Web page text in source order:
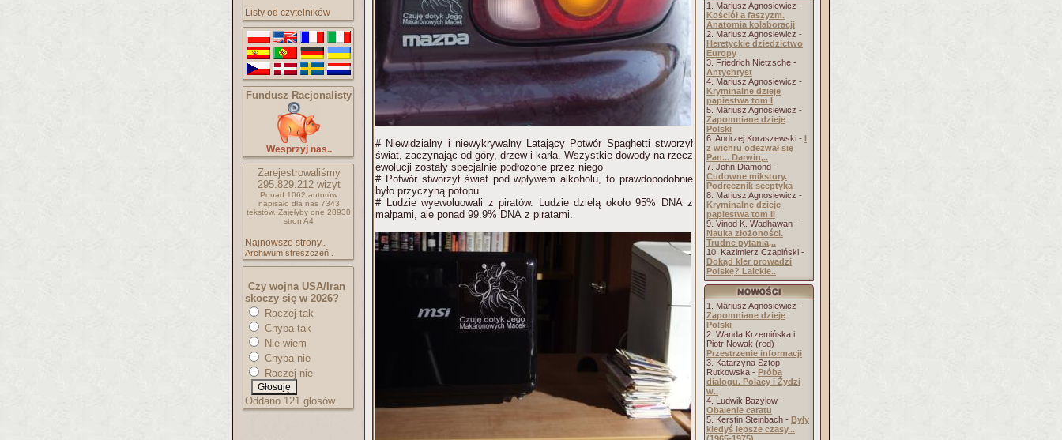
Listy od czytelników
Fundusz Racjonalisty
Wesprzyj nas..
Zarejestrowaliśmy
295.829.212wizyt
Ponad 1062 autorów
napisało dla nas 7343
tekstów. Zajęłyby one 28930
stron A4
Najnowsze strony..
Archiwum streszczeń..
Czy wojna USA/Iran
skoczy się w 2026?
Raczej tak
Chyba tak
Nie wiem
Chyba nie
Raczej nie
Oddano 121 głosów.
# Niewidzialny i niewykrywalny Latający Potwór Spaghetti stworzył
świat, zaczynając od góry, drzew i karła. Wszystkie dowody na rzecz
ewolucji zostały specjalnie podłożone przez niego
# Potwór stworzył świat pod wpływem alkoholu, to prawdopodobnie
było przyczyną potopu.
# Ludzie wyewoluowali z piratów. Ludzie dzielą około 95% DNA z
małpami, ale ponad 99.9% DNA z piratami.
1. Mariusz Agnosiewicz -
Kościół a faszyzm.
Anatomia kolaboracji
2. Mariusz Agnosiewicz -
Heretyckie dziedzictwo
Europy
3. Friedrich Nietzsche -
Antychryst
4. Mariusz Agnosiewicz -
Kryminalne dzieje
papiestwa tom I
5. Mariusz Agnosiewicz -
Zapomniane dzieje
Polski
6. Andrzej Koraszewski - I
z wichru odezwał się
Pan... Darwin,..
7. John Diamond -
Cudowne mikstury.
Podręcznik sceptyka
8. Mariusz Agnosiewicz -
Kryminalne dzieje
papiestwa tom II
9. Vinod K. Wadhawan -
Nauka złożoności.
Trudne pytania,..
10. Kazimierz Czapiński -
Dokąd kler prowadzi
Polskę? Laickie..
1. Mariusz Agnosiewicz -
Zapomniane dzieje
Polski
2. Wanda Krzemińska i
Piotr Nowak (red) -
Przestrzenie informacji
3. Katarzyna Sztop-
Rutkowska - Próba
dialogu. Polacy i Żydzi
w..
4. Ludwik Bazylow -
Obalenie caratu
5. Kerstin Steinbach - Były
kiedyś lepsze czasy...